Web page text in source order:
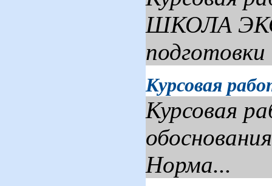
ШКОЛА
Курсовая
Курсовая
Норма...